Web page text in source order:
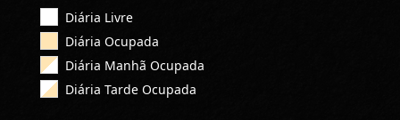
Diária Livre
Diária Ocupada
Diária Manhã Ocupada
Diária Tarde Ocupada